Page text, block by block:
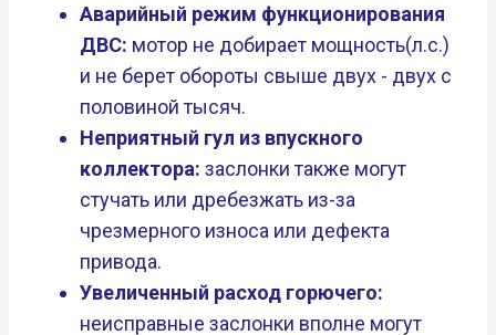
Аварийный режим функционирования
ДВС: мотор не добирает мощность(л.с.)
и не берет обороты свыше двух - двух с
половиной тысяч.
Неприятный гул из впускного
коллектора: заслонки также могут
стучать или дребезжать из-за
чрезмерного износа или дефекта
привода.
Увеличенный расход горючего:
неисправные заслонки вполне могут